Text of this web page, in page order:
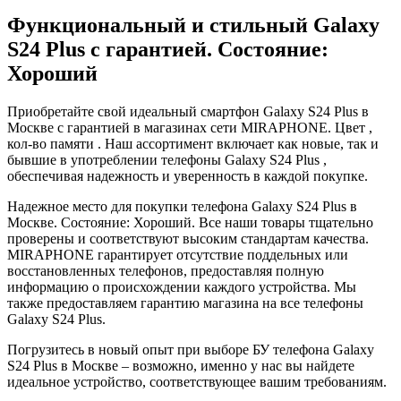
Функциональный и стильный Galaxy
S24 Plus с гарантией. Состояние:
Хороший
Приобретайте свой идеальный смартфон Galaxy S24 Plus в
Москве с гарантией в магазинах сети MIRAPHONE. Цвет ,
кол-во памяти . Наш ассортимент включает как новые, так и
бывшие в употреблении телефоны Galaxy S24 Plus ,
обеспечивая надежность и уверенность в каждой покупке.
Надежное место для покупки телефона Galaxy S24 Plus в
Москве. Состояние: Хороший. Все наши товары тщательно
проверены и соответствуют высоким стандартам качества.
MIRAPHONE гарантирует отсутствие поддельных или
восстановленных телефонов, предоставляя полную
информацию о происхождении каждого устройства. Мы
также предоставляем гарантию магазина на все телефоны
Galaxy S24 Plus.
Погрузитесь в новый опыт при выборе БУ телефона Galaxy
S24 Plus в Москве – возможно, именно у нас вы найдете
идеальное устройство, соответствующее вашим требованиям.